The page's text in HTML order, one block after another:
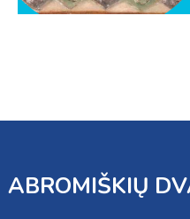
ABROMIŠKIŲ